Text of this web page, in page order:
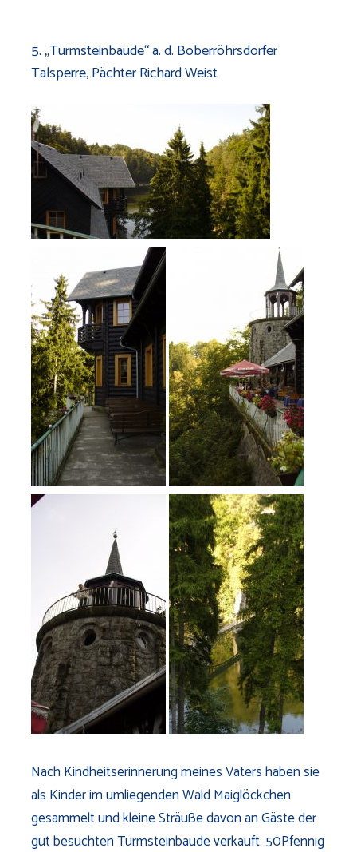
5. „Turmsteinbaude“ a. d. Boberröhrsdorfer
Talsperre, Pächter Richard Weist
Nach Kindheitserinnerung meines Vaters haben sie
als Kinder im umliegenden Wald Maiglöckchen
gesammelt und kleine Sträuße davon an Gäste der
gut besuchten Turmsteinbaude verkauft. 50Pfennig